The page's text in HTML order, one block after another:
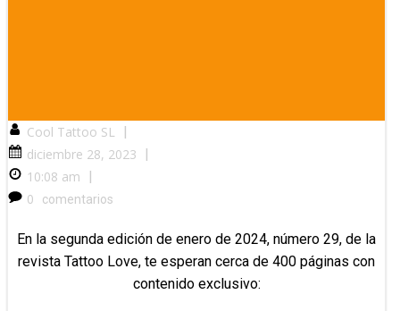
Cool Tattoo SL
|
diciembre 28, 2023
|
10:08 am
|
0
comentarios
En la segunda edición de enero de 2024, número 29, de la
revista Tattoo Love, te esperan cerca de 400 páginas con
contenido exclusivo: